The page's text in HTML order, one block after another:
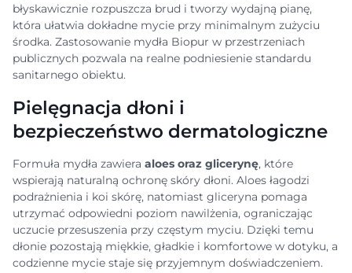
błyskawicznie rozpuszcza brud i tworzy wydajną pianę,
która ułatwia dokładne mycie przy minimalnym zużyciu
środka. Zastosowanie mydła Biopur w przestrzeniach
publicznych pozwala na realne podniesienie standardu
sanitarnego obiektu.
Pielęgnacja dłoni i
bezpieczeństwo dermatologiczne
Formuła mydła zawiera aloes oraz glicerynę, które
wspierają naturalną ochronę skóry dłoni. Aloes łagodzi
podrażnienia i koi skórę, natomiast gliceryna pomaga
utrzymać odpowiedni poziom nawilżenia, ograniczając
uczucie przesuszenia przy częstym myciu. Dzięki temu
dłonie pozostają miękkie, gładkie i komfortowe w dotyku, a
codzienne mycie staje się przyjemnym doświadczeniem.